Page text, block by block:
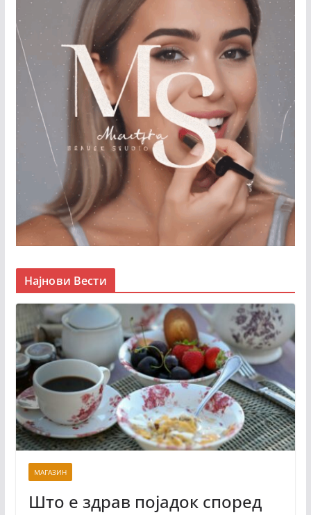
Најнови Вести
МАГАЗИН
Што е здрав појадок според